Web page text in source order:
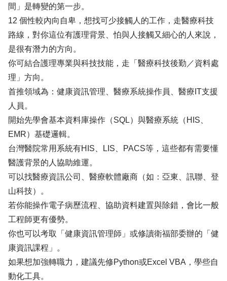
間」是轉變的第一步。
12 個性較內向自卑，想找可少接觸人的工作，走醫療科技
路線，對你這位有護理背景、怕與人接觸又細心的人來說，
是很有潛力的方向。
你可結合護理專業與科技技能，走「醫療科技後勤／資料處
理」方向。
首推領域為：健康資訊管理、醫療系統操作員、醫療IT支援
人員。
開始先學會基本資料庫操作（SQL）與醫療系統（HIS、
EMR）基礎邏輯。
台灣醫院常用系統有HIS、LIS、PACS等，這些都有需要懂
醫護背景的人協助維運。
可以找醫療資訊公司、醫療軟體廠商（如：亞東、訊聯、登
山科技）。
若你能操作電子病歷流程、協助資料建置與除錯，會比一般
工程師更有優勢。
你也可以考取「健康資訊管理師」或修讀衛福部委辦的「健
康資訊課程」。
如果想加強轉職力，建議先修Python或Excel VBA，學些自
動化工具。